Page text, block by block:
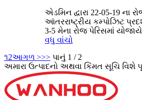
એડમિન દ્વારા 22-05-19 ના
આંતરરાષ્ટ્રીય કમ્પોઝિટ
3-5 મેના રોજ પેરિસમાં
વધુ વાંચો
૧2આગળ >>> પાનું 1 / 2
અમારા ઉત્પાદનો અથવા કિંમત સૂચિ